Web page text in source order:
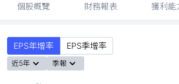
個股概覽 財務報表 獲利能
EPS年增率 EPS季增率
近5年 季報